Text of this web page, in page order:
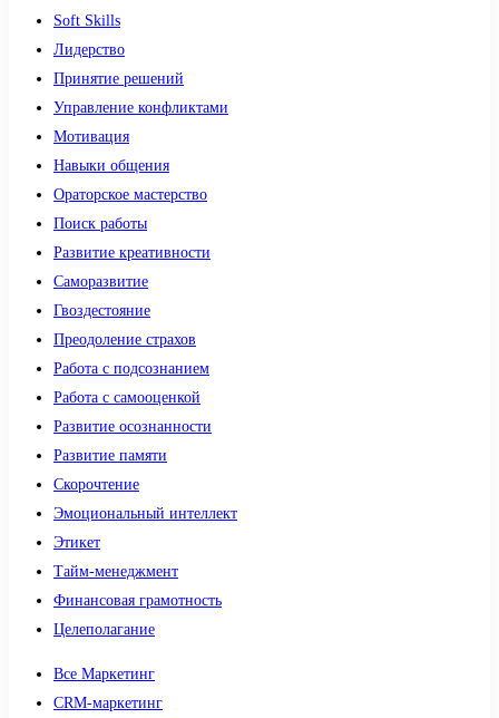
Soft Skills
Лидерство
Принятие решений
Управление конфликтами
Мотивация
Навыки общения
Ораторское мастерство
Поиск работы
Развитие креативности
Саморазвитие
Гвоздестояние
Преодоление страхов
Работа с подсознанием
Работа с самооценкой
Развитие осознанности
Развитие памяти
Скорочтение
Эмоциональный интеллект
Этикет
Тайм-менеджмент
Финансовая грамотность
Целеполагание
Все Маркетинг
CRM-маркетинг